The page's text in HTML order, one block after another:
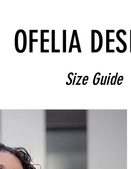
OFELIA
Size Guide